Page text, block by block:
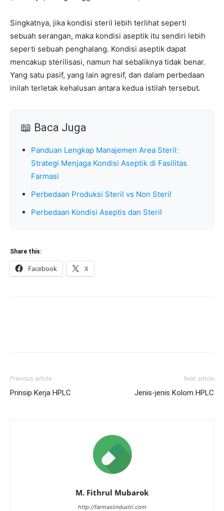
Singkatnya, jika kondisi steril lebih terlihat seperti
sebuah serangan, maka kondisi aseptik itu sendiri lebih
seperti sebuah penghalang. Kondisi aseptik dapat
mencakup sterilisasi, namun hal sebaliknya tidak benar.
Yang satu pasif, yang lain agresif, dan dalam perbedaan
inilah terletak kehalusan antara kedua istilah tersebut.
📖 Baca Juga
Panduan Lengkap Manajemen Area Steril:
Strategi Menjaga Kondisi Aseptik di Fasilitas
Farmasi
Perbedaan Produksi Steril vs Non Steril
Perbedaan Kondisi Aseptis dan Steril
Share this:
Facebook X
Previous article
Prinsip Kerja HPLC
Next article
Jenis-jenis Kolom HPLC
M. Fithrul Mubarok
http://farmasiindustri.com